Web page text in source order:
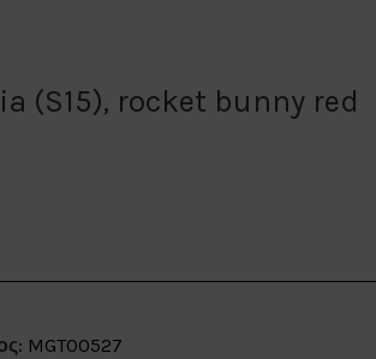
(S15), rocket bunny red
MGT00527